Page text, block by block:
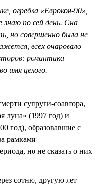
огребла «Еврокон-90»,
знаю по сей день. Она
но совершенно была не
всех очаровало
романтика
имя целого.
супруги-соавтора,
луна» (1997 год) и
год), образовавшие с
рамками
но не сказать о них
сотню, другую лет